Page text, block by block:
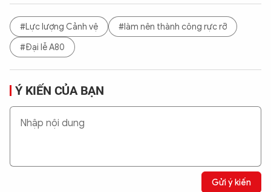
#Lực lượng Cảnh vệ
#làm nên thành công rực rỡ
#Đại lễ A80
Ý KIẾN CỦA BẠN
Gửi ý kiến